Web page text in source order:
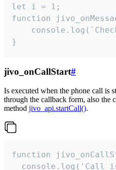
let i = 1;
function
}
jivo_onCallStart#
Is executed when the phone call is
through the callback form, also the
method jivo_api.startCall().
function
console.log('Call